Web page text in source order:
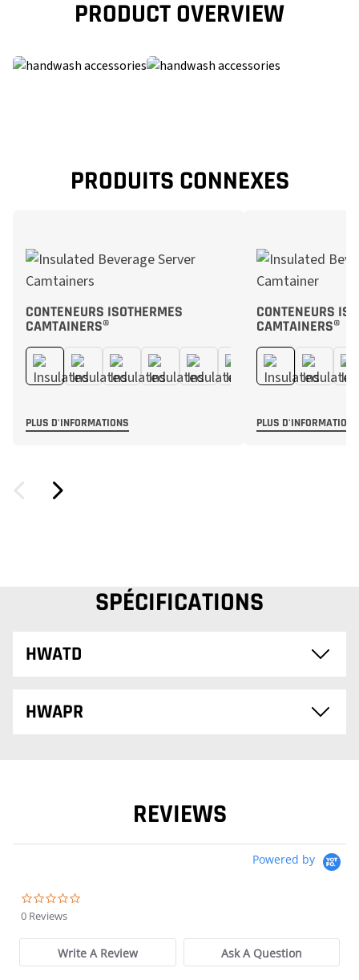
PRODUCT OVERVIEW
PRODUITS CONNEXES
CONTENEURS ISOTHERMES
CAMTAINERS®
PLUS D'INFORMATIONS
CONTENEURS
CAMTAINERS®
PLUS D'INFORMATIONS
SPÉCIFICATIONS
HWATD
HWAPR
REVIEWS
Powered by
0 Reviews
Write A Review Ask A Question